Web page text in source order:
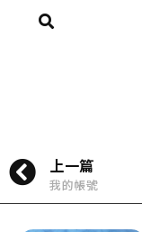
上一篇
我的帳號